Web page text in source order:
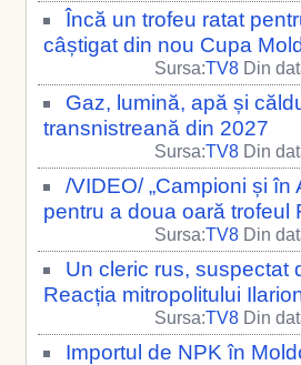
Încă un trofeu ratat
câștigat din nou Cupa
Sursa:TV8 Din
Gaz, lumină, apă și
transnistreană din 2027
Sursa:TV8 Din
/VIDEO/ „Campioni și
pentru a doua oară trofeul
Sursa:TV8 Din
Un cleric rus, suspectat
Reacția mitropolitului
Sursa:TV8 Din
Importul de NPK în